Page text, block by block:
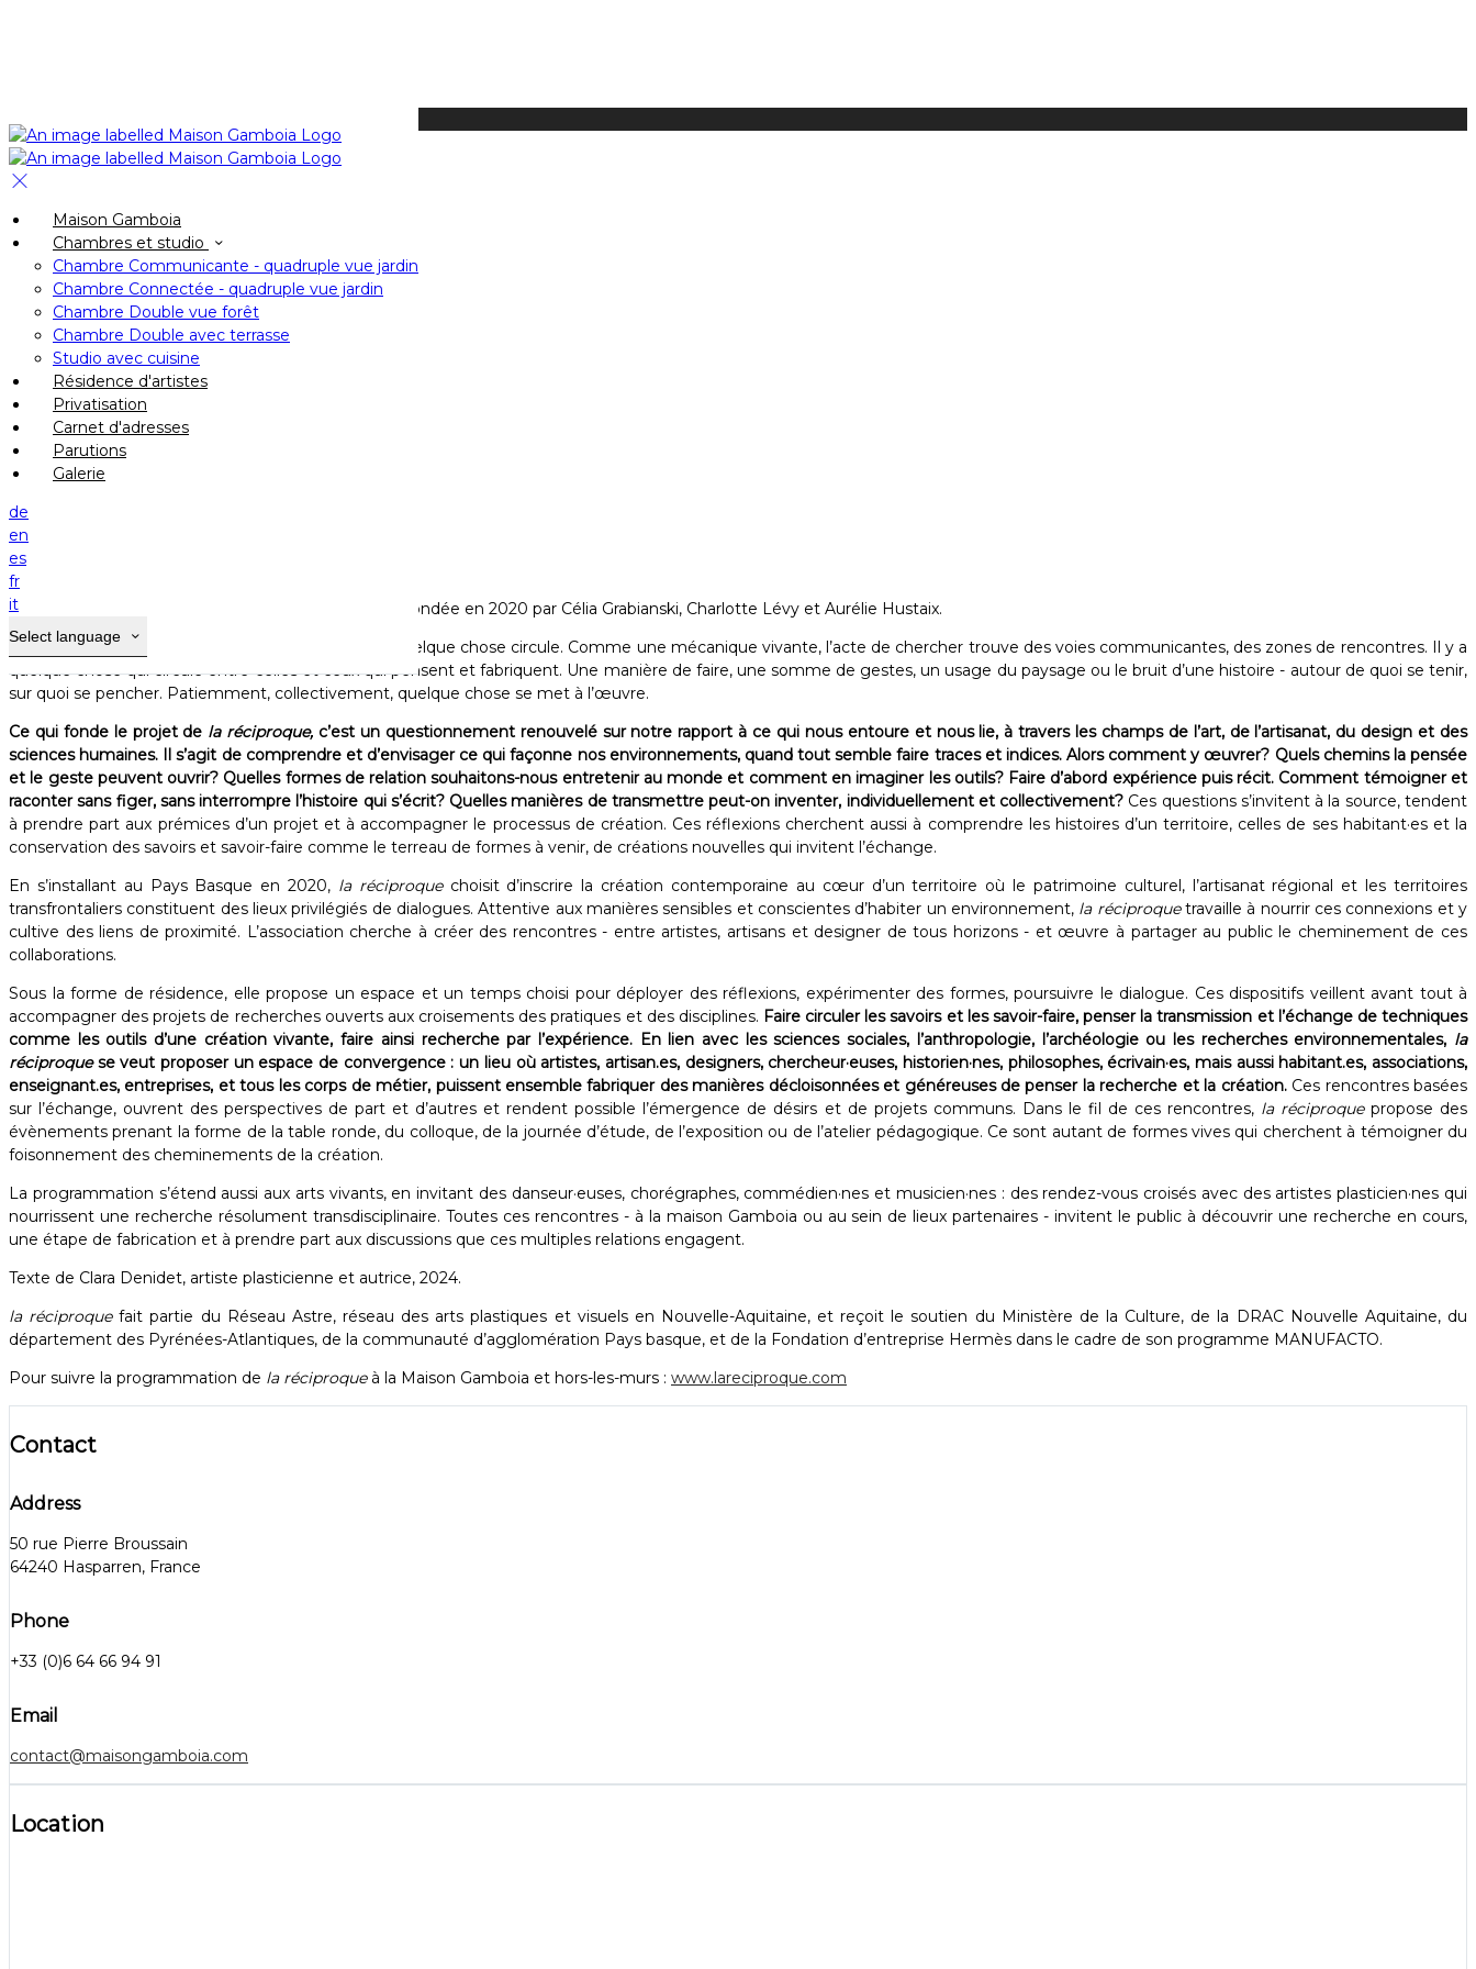
Maison Gamboia
Chambres et studio
Chambre Communicante - quadruple vue jardin
Chambre Connectée - quadruple vue jardin
Chambre Double vue forêt
Chambre Double avec terrasse
Studio avec cuisine
Résidence d'artistes
Privatisation
Carnet d'adresses
Parutions
Galerie
de
en
es
fr
it
Select language
Book your stay
Check Out
Adults
Children
+
La
Une association loi 1901 reconnue d'intérêt général, fondée en 2020 par Célia Grabianski, Charlotte Lévy et Aurélie Hustaix.
la réciproqueengage la recherche par l’échange. Quelque chose circule. Comme une mécanique vivante, l’acte de chercher trouve des voies communicantes, des zones de rencontres. Il y a
quelque chose qui circule entre celles et ceux qui pensent et fabriquent. Une manière de faire, une somme de gestes, un usage du paysage ou le bruit d’une histoire - autour de quoi se tenir,
sur quoi se pencher. Patiemment, collectivement, quelque chose se met à l’œuvre.
Ce qui fonde le projet de la réciproque, c’est un questionnement renouvelé sur notre rapport à ce qui nous entoure et nous lie, à travers les champs de l’art, de l’artisanat, du design et des
sciences humaines. Il s’agit de comprendre et d’envisager ce qui façonne nos environnements, quand tout semble faire traces et indices. Alors comment y œuvrer? Quels chemins la pensée
et le geste peuvent ouvrir? Quelles formes de relation souhaitons-nous entretenir au monde et comment en imaginer les outils? Faire d’abord expérience puis récit. Comment témoigner et
raconter sans figer, sans interrompre l’histoire qui s’écrit? Quelles manières de transmettre peut-on inventer, individuellement et collectivement? Ces questions s’invitent à la source, tendent
à prendre part aux prémices d’un projet et à accompagner le processus de création. Ces réflexions cherchent aussi à comprendre les histoires d’un territoire, celles de ses habitant·es et la
conservation des savoirs et savoir-faire comme le terreau de formes à venir, de créations nouvelles qui invitent l’échange.
En s’installant au Pays Basque en 2020, la réciproque choisit d’inscrire la création contemporaine au cœur d’un territoire où le patrimoine culturel, l’artisanat régional et les territoires
transfrontaliers constituent des lieux privilégiés de dialogues. Attentive aux manières sensibles et conscientes d’habiter un environnement, la réciproquetravaille à nourrir ces connexions et y
cultive des liens de proximité. L’association cherche à créer des rencontres - entre artistes, artisans et designer de tous horizons - et œuvre à partager au public le cheminement de ces
collaborations. ​
Sous la forme de résidence, elle propose un espace et un temps choisi pour déployer des réflexions, expérimenter des formes, poursuivre le dialogue. Ces dispositifs veillent avant tout à
accompagner des projets de recherches ouverts aux croisements des pratiques et des disciplines. Faire circuler les savoirs et les savoir-faire, penser la transmission et l’échange de techniques
comme les outils d’une création vivante, faire ainsi recherche par l’expérience. En lien avec les sciences sociales, l’anthropologie, l’archéologie ou les recherches environnementales, la
réciproquese veut proposer un espace de convergence : un lieu où artistes, artisan.es, designers, chercheur·euses, historien·nes, philosophes, écrivain·es, mais aussi habitant.es, associations,
enseignant.es, entreprises, et tous les corps de métier, puissent ensemble fabriquer des manières décloisonnées et généreuses de penser la recherche et la création. Ces rencontres basées
sur l’échange, ouvrent des perspectives de part et d’autres et rendent possible l’émergence de désirs et de projets communs. Dans le fil de ces rencontres, la réciproquepropose des
évènements prenant la forme de la table ronde, du colloque, de la journée d’étude, de l’exposition ou de l’atelier pédagogique. Ce sont autant de formes vives qui cherchent à témoigner du
foisonnement des cheminements de la création.
La programmation s’étend aussi aux arts vivants, en invitant des danseur·euses, chorégraphes, commédien·nes et musicien·nes : des rendez-vous croisés avec des artistes plasticien·nes qui
nourrissent une recherche résolument transdisciplinaire. Toutes ces rencontres - à la maison Gamboia ou au sein de lieux partenaires - invitent le public à découvrir une recherche en cours,
une étape de fabrication et à prendre part aux discussions que ces multiples relations engagent. ​
Texte de Clara Denidet, artiste plasticienne et autrice, 2024.
la réciproquefait partie du Réseau Astre, réseau des arts plastiques et visuels en Nouvelle-Aquitaine, et reçoit le soutien du Ministère de la Culture, de la DRAC Nouvelle Aquitaine, du
département des Pyrénées-Atlantiques, de la communauté d’agglomération Pays basque, et de la Fondation d’entreprise Hermès dans le cadre de son programme MANUFACTO.
Pour suivre la programmation de la réciproqueà la Maison Gamboia et hors-les-murs : www.lareciproque.com
Contact
Address
50 rue Pierre Broussain
64240 Hasparren, France
Phone
+33 (0)6 64 66 94 91
Email
contact@maisongamboia.com
Location